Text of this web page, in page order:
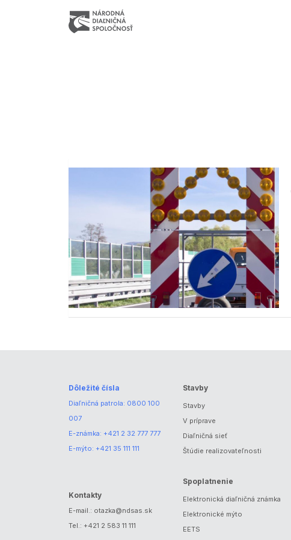
Dôležité čísla
Diaľničná patrola: 0800 100
007
E-známka: +421 2 32 777 777
E-mýto: +421 35 111 111
Kontakty
E-mail.: otazka@ndsas.sk
Tel.: +421 2 583 11 111
Stavby
Stavby
V príprave
Diaľničná sieť
Štúdie realizovateľnosti
Spoplatnenie
Elektronická diaľničná známka
Elektronické mýto
EETS